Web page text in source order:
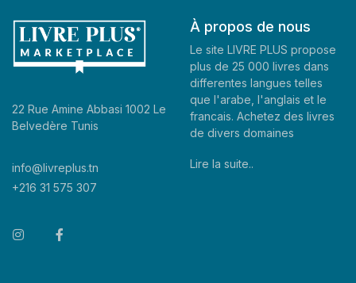
22 Rue Amine Abbasi 1002 Le
Belvedère Tunis
info@livreplus.tn
+216 31 575 307
À propos de nous
Le site LIVRE PLUS propose
plus de 25 000 livres dans
differentes langues telles
que l'arabe, l'anglais et le
francais. Achetez des livres
de divers domaines
Lire la suite..